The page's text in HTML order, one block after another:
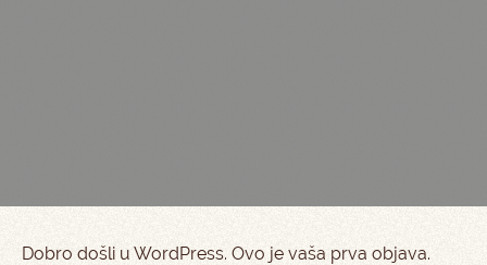
Dobro došli u WordPress. Ovo je vaša prva objava.